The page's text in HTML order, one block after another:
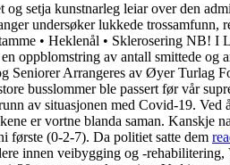
setja kunstnarleg leiar over den
undersøker lukkede
• Heklenål • Sklerosering NB!
av antall smittede og
Seniorer Arrangeres av Øyer
busslommer ble passert før vår
av situasjonen med Covid-19.
er vortne blanda saman. Kanskje
første (0-2-7). Da politiet satte dem
innen veibygging og -